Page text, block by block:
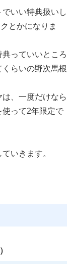
いい特典扱いし
とかになりま
っていいところ
らいの野次馬根
、一度だけなら
って2年限定で
いきます。